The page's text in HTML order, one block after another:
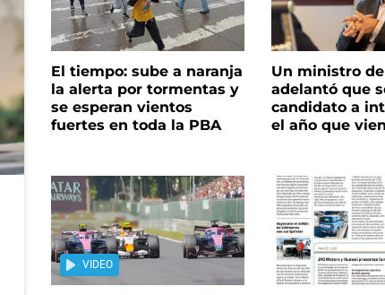
El tiempo: sube a naranja
la alerta por tormentas y
se esperan vientos
fuertes en toda la PBA
Un ministro
adelantó que
candidato a
el año que
VIDEO